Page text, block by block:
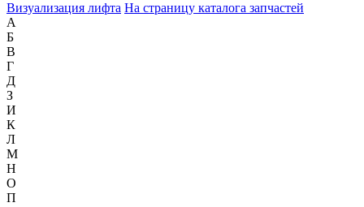
Визуализация лифта На страницу каталога запчастей
А
Б
В
Г
Д
З
И
К
Л
М
Н
О
П